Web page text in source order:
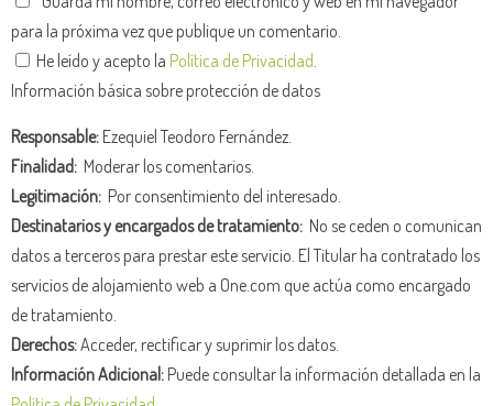
para la próxima vez que publique un comentario.
He leído y acepto la Política de Privacidad
Información básica sobre protección de datos
Responsable:Ezequiel Teodoro Fernández.
Finalidad: Moderar los comentarios.
Legitimación: Por consentimiento del interesado.
Destinatarios y encargados de tratamiento: No se ceden o comunican
datos a terceros para prestar este servicio. El Titular ha contratado los
servicios de alojamiento web a One.com que actúa como encargado
de tratamiento.
Derechos:Acceder, rectificar y suprimir los datos.
Información Adicional:Puede consultar la información detallada en la